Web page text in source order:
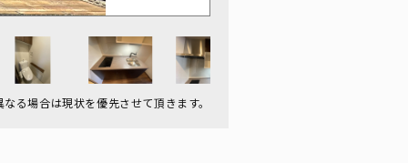
る場合は現状を優先させて頂きます。